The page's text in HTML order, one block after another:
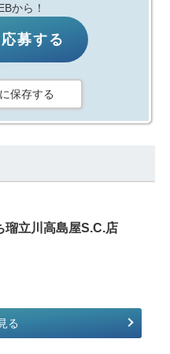
から！
募する
保存する
瑠立川高島屋S.C.店
る